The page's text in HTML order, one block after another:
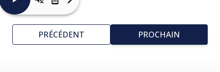
Les
graphiques
évidence
PRÉCÉDENT PROCHAIN